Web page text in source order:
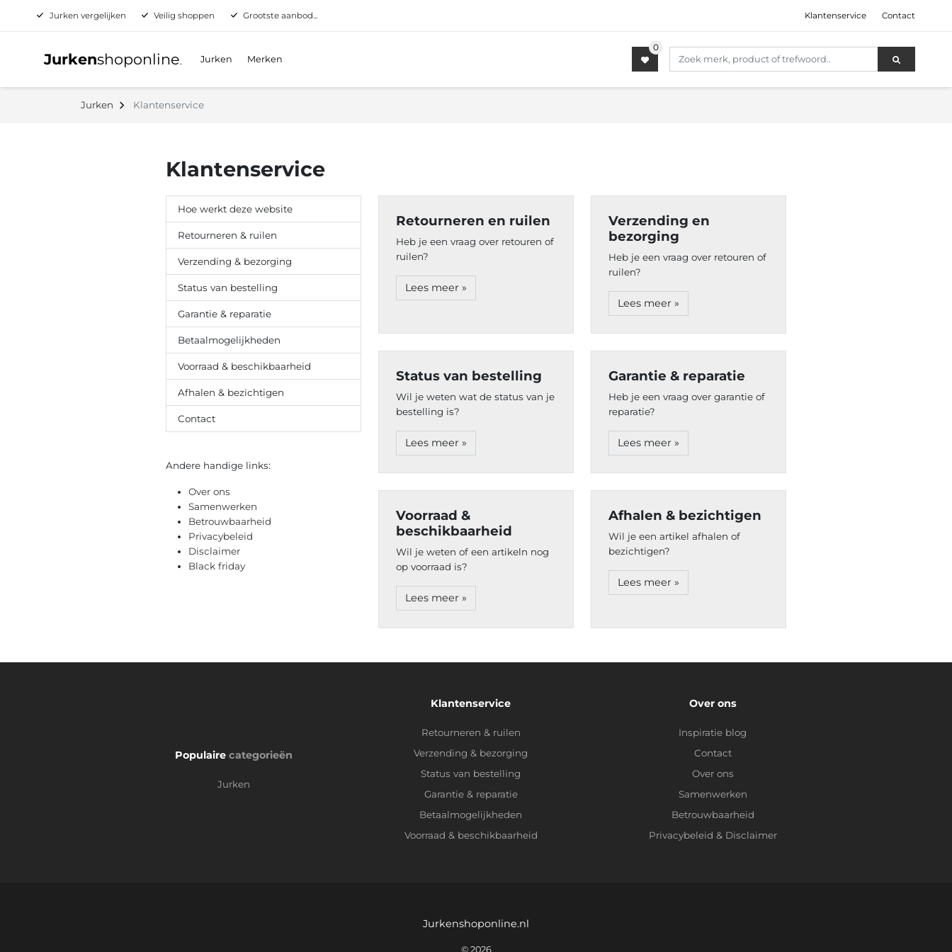
Jurken vergelijken Veilig shoppen Grootste aanbod... Klantenservice Contact
Jurkenshoponline. Jurken Merken
Jurken Klantenservice
Klantenservice
Hoe werkt deze website
Retourneren & ruilen
Verzending & bezorging
Status van bestelling
Garantie & reparatie
Betaalmogelijkheden
Voorraad & beschikbaarheid
Afhalen & bezichtigen
Contact
Andere handige links:
Over ons
Samenwerken
Betrouwbaarheid
Privacybeleid
Disclaimer
Black friday
Retourneren en ruilen
Heb je een vraag over retouren of
ruilen?
Lees meer »
Verzending en
bezorging
Heb je een vraag over retouren of
ruilen?
Lees meer »
Status van bestelling
Wil je weten wat de status van je
bestelling is?
Lees meer »
Garantie & reparatie
Heb je een vraag over garantie of
reparatie?
Lees meer »
Voorraad &
beschikbaarheid
Wil je weten of een artikeln nog
op voorraad is?
Lees meer »
Afhalen & bezichtigen
Wil je een artikel afhalen of
bezichtigen?
Lees meer »
Populairecategorieën
Jurken
Klantenservice
Retourneren & ruilen
Verzending & bezorging
Status van bestelling
Garantie & reparatie
Betaalmogelijkheden
Voorraad & beschikbaarheid
Over ons
Inspiratie blog
Contact
Over ons
Samenwerken
Betrouwbaarheid
Privacybeleid & Disclaimer
Jurkenshoponline.nl
© 2026